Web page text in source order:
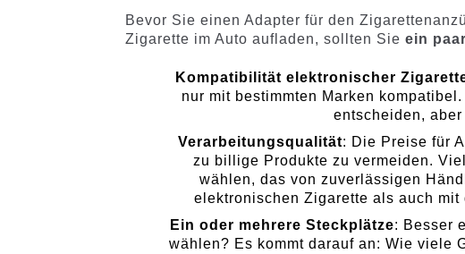
Bevor Sie einen Adapter für den
Zigarette im Auto aufladen, sollten Sieein
Kompatibilität elektronischer
nur mit bestimmten Marken
entscheiden,
Verarbeitungsqualität: Die Preise für
zu billige Produkte zu vermeiden.
wählen, das von zuverlässigen
elektronischen Zigarette als auch
Ein oder mehrere Steckplätze: Besser
wählen? Es kommt darauf an: Wie viele